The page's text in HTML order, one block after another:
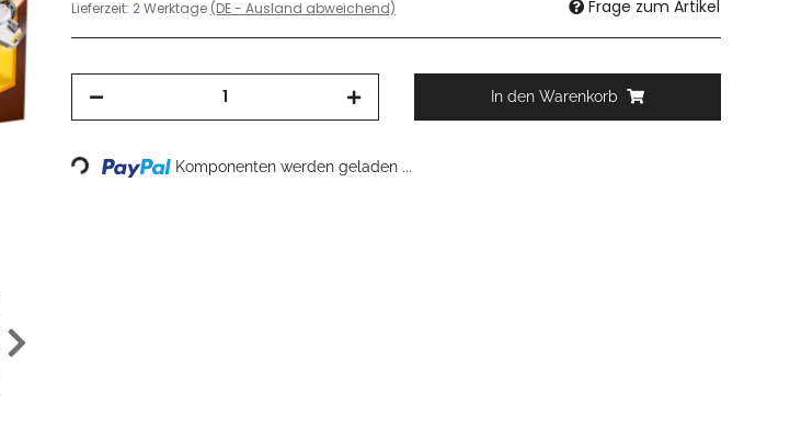
Lieferzeit: 2 Werktage (DE - Ausland abweichend) Frage zum Artikel
In den Warenkorb
Loading... Komponenten werden geladen ...